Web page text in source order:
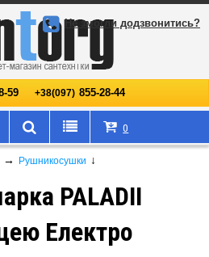
59 +38(097) 855-28-44
Не змогли додзвонитись?
0
→ Рушникосушки ↓
PALADII
Електро